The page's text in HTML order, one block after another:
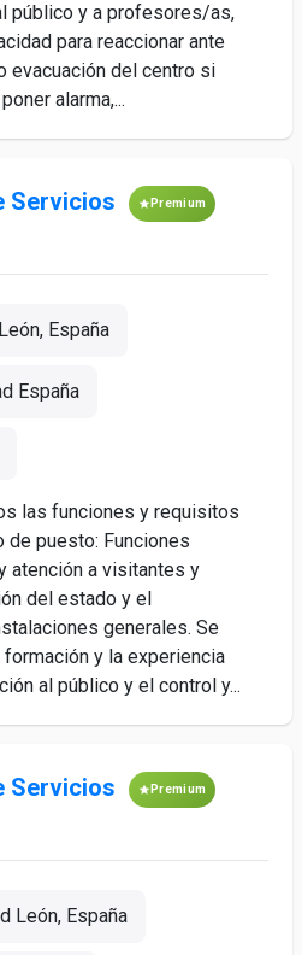
público y a profesores/as,
para reaccionar ante
del centro si
alarma,...
Servicios Premium
España
España
las funciones y requisitos
de puesto: Funciones
atención a visitantes y
del estado y el
generales. Se
formación y la experiencia
al público y el control y...
Servicios Premium
León, España